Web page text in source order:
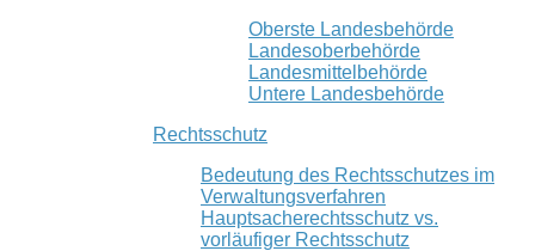
Oberste Landesbehörde
Landesoberbehörde
Landesmittelbehörde
Untere Landesbehörde
Rechtsschutz
Bedeutung des Rechtsschutzes im
Verwaltungsverfahren
Hauptsacherechtsschutz vs.
vorläufiger Rechtsschutz